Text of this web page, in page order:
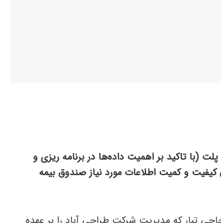
(با تاکید بر اهمیت داده‌ها در برنامه ریزی و
کیفیت و کمیت اطلاعات مورد نیاز صندوق بیمه